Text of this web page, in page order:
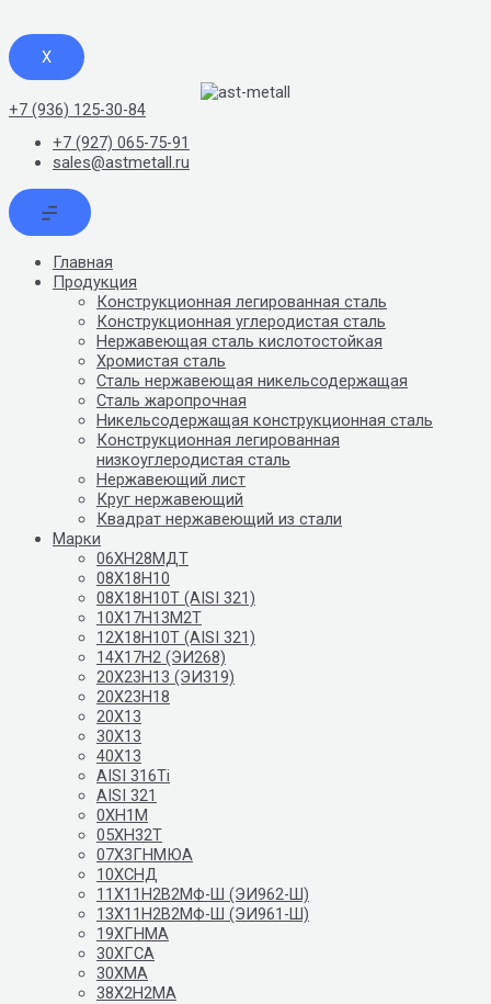
X
+7 (936) 125-30-84
+7 (927) 065-75-91
sales@astmetall.ru
Главная
Продукция
Конструкционная легированная сталь
Конструкционная углеродистая сталь
Нержавеющая сталь кислотостойкая
Хромистая сталь
Сталь нержавеющая никельсодержащая
Сталь жаропрочная
Никельсодержащая конструкционная сталь
Конструкционная легированная
низкоуглеродистая сталь
Нержавеющий лист
Круг нержавеющий
Квадрат нержавеющий из стали
Марки
06ХН28МДТ
08Х18Н10
08Х18Н10Т (AISI 321)
10Х17Н13М2Т
12Х18Н10Т (AISI 321)
14Х17Н2 (ЭИ268)
20Х23Н13 (ЭИ319)
20Х23Н18
20Х13
30Х13
40Х13
AISI 316Ti
AISI 321
0ХН1М
05ХН32Т
07Х3ГНМЮА
10ХСНД
11Х11Н2В2МФ-Ш (ЭИ962-Ш)
13Х11Н2В2МФ-Ш (ЭИ961-Ш)
19ХГНМА
30ХГСА
30ХМА
38Х2Н2МА